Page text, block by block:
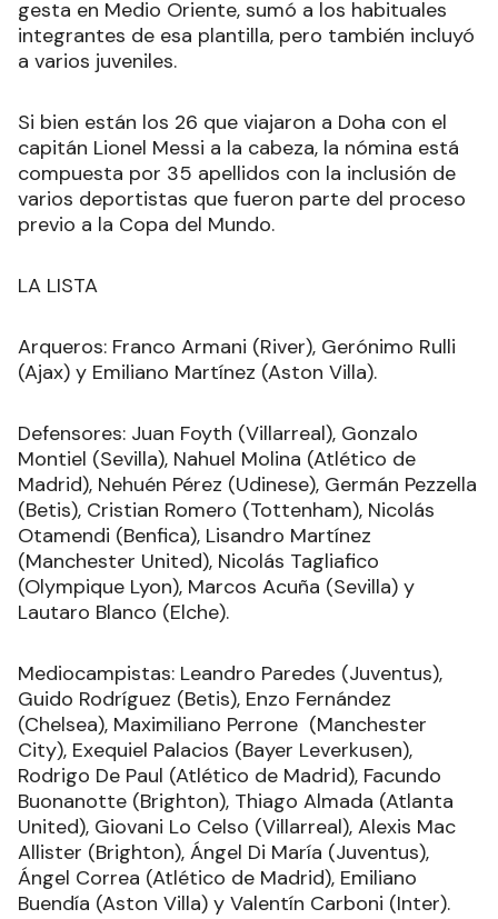
gesta en Medio Oriente, sumó a los habituales
integrantes de esa plantilla, pero también incluyó
a varios juveniles.
Si bien están los 26 que viajaron a Doha con el
capitán Lionel Messi a la cabeza, la nómina está
compuesta por 35 apellidos con la inclusión de
varios deportistas que fueron parte del proceso
previo a la Copa del Mundo.
LA LISTA
Arqueros: Franco Armani (River), Gerónimo Rulli
(Ajax) y Emiliano Martínez (Aston Villa).
Defensores: Juan Foyth (Villarreal), Gonzalo
Montiel (Sevilla), Nahuel Molina (Atlético de
Madrid), Nehuén Pérez (Udinese), Germán Pezzella
(Betis), Cristian Romero (Tottenham), Nicolás
Otamendi (Benfica), Lisandro Martínez
(Manchester United), Nicolás Tagliafico
(Olympique Lyon), Marcos Acuña (Sevilla) y
Lautaro Blanco (Elche).
Mediocampistas: Leandro Paredes (Juventus),
Guido Rodríguez (Betis), Enzo Fernández
(Chelsea), Maximiliano Perrone (Manchester
City), Exequiel Palacios (Bayer Leverkusen),
Rodrigo De Paul (Atlético de Madrid), Facundo
Buonanotte (Brighton), Thiago Almada (Atlanta
United), Giovani Lo Celso (Villarreal), Alexis Mac
Allister (Brighton), Ángel Di María (Juventus),
Ángel Correa (Atlético de Madrid), Emiliano
Buendía (Aston Villa) y Valentín Carboni (Inter).